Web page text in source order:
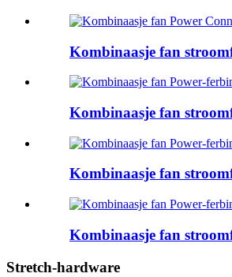
Kombinaasje fan
Kombinaasje fan
Kombinaasje fan
Kombinaasje fan
Stretch-hardware